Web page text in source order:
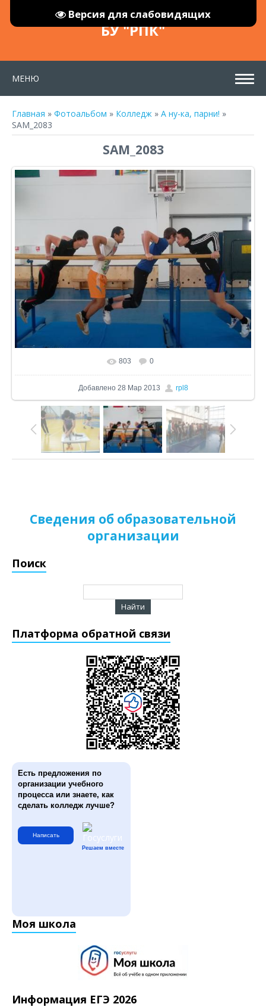
Версия для слабовидящих
БУ "РПК"
МЕНЮ
Главная » Фотоальбом » Колледж » А ну-ка, парни! »
SAM_2083
SAM_2083
В реальном размере 1600x1200
803 0
Добавлено28 Мар 2013 rpl8
Сведения об образовательной
организации
Поиск
Платформа обратной связи
Есть предложения по
организации учебного
процесса или знаете, как
сделать колледж лучше?
Написать
Решаем вместе
Моя школа
Информация ЕГЭ 2026